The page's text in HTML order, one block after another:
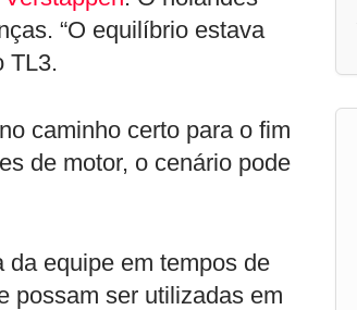
“O equilíbrio estava
TL3.
caminho certo para o fim
de motor, o cenário pode
equipe em tempos de
possam ser utilizadas em